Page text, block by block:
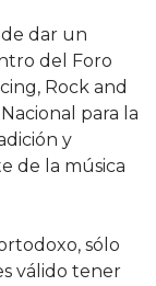
dar un
del Foro
Rock and
para la
y
de la música
sólo
válido tener